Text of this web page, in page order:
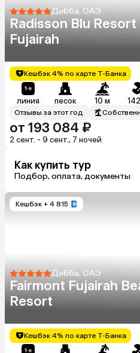
Дибба, ОАЭ
Radisson Blu Resort
Fujairah
Кешбэк 4% по карте Т-Банка
линия песок 10 м
Отзывы за этот год
от 193 084 ₽
2 сент. - 9 сент., 7 ночей
Как купить тур
Подбор, оплата, документы
Кешбэк + 4 815
Дибба, ОАЭ
Fairmont Fujairah
Resort
Кешбэк 4% по карте Т-Банка